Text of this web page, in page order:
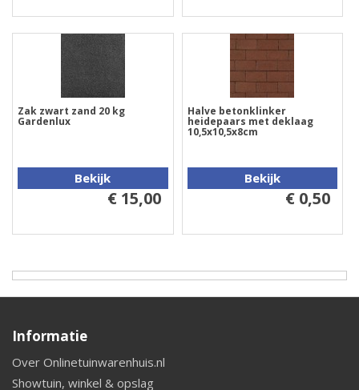
Zak zwart zand 20 kg
Gardenlux
Bekijk
€ 15,00
Halve betonklinker
heidepaars met deklaag
10,5x10,5x8cm
Bekijk
€ 0,50
Informatie
Over Onlinetuinwarenhuis.nl
Showtuin, winkel & opslag